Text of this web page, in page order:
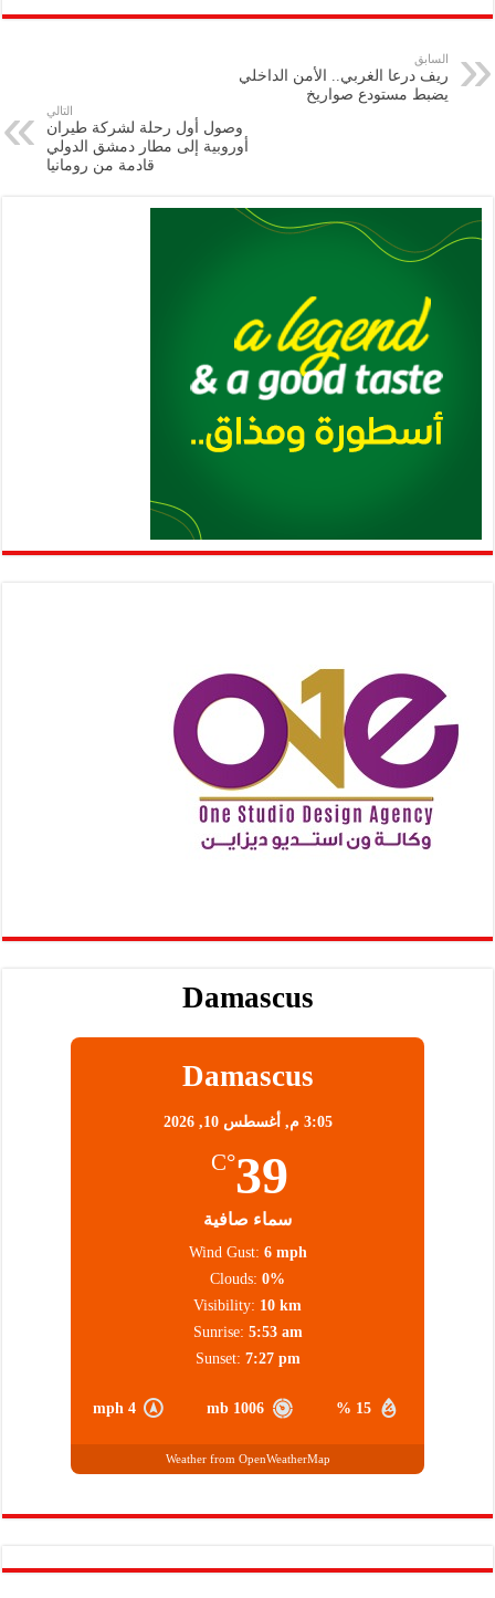
p
y
Li
eb
k
tt
er
nt
at
A
p
p
gr
ai
ar
السابق
ريف درعا الغربي.. الأمن الداخلي
يضبط مستودع صواريخ
التالي
وصول أول رحلة لشركة طيران
أوروبية إلى مطار دمشق الدولي
قادمة من رومانيا
Damascus
Damascus
3:05 م, أغسطس 10, 2026
39
°C
سماء صافية
15 %
1006 mb
4 mph
Wind Gust: 6 mph
Clouds: 0%
Visibility: 10 km
Sunrise: 5:53 am
Sunset: 7:27 pm
Weather from OpenWeatherMap